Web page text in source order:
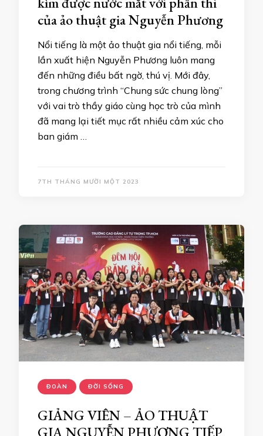
của ảo thuật gia Nguyễn Phương
Nổi tiếng là một ảo thuật gia nổi tiếng, mỗi
lần xuất hiện Nguyễn Phương luôn mang
đến những điều bất ngờ, thú vị. Mới đây,
trong chương trình “Chung sức chung lòng”
với vai trò thầy giáo cùng học trò của mình
đã mang lại tiết mục rất nhiều cảm xúc cho
ban giám …
7TH THÁNG MƯỜI MỘT 2023
ĐOÀN ĐỜI SỐNG
GIẢNG VIÊN – ẢO THUẬT